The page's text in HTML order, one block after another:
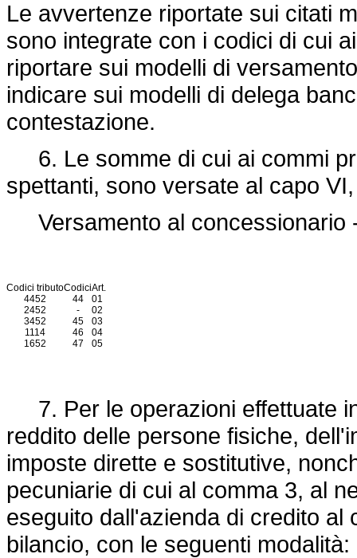
Le avvertenze riportate sui citati
sono integrate con i codici di cui
riportare sui modelli di
indicare sui modelli di delega
contestazione.
6. Le somme di cui ai commi
spettanti, sono versate al capo
Versamento al concessionario
Codici tributoCodiciArt.
4452
44
01
2452
-
02
3452
45
03
1114
46
04
1652
47 05
7. Per le operazioni effettuate
reddito delle persone fisiche,
imposte dirette e sostitutive,
pecuniarie di cui al comma 3, al
eseguito dall'azienda di credito al
bilancio, con le seguenti modalità: